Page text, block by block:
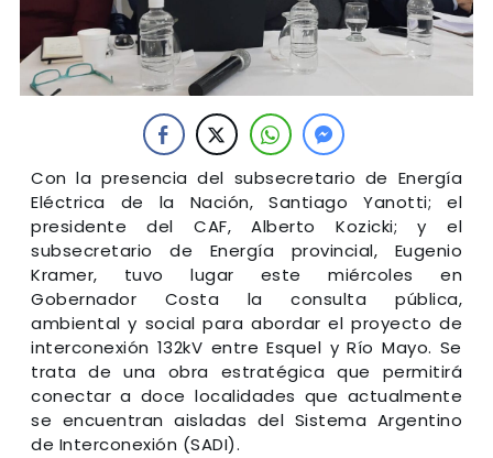
Con la presencia del subsecretario de Energía
Eléctrica de la Nación, Santiago Yanotti; el
presidente del CAF, Alberto Kozicki; y el
subsecretario de Energía provincial, Eugenio
Kramer, tuvo lugar este miércoles en
Gobernador Costa la consulta pública,
ambiental y social para abordar el proyecto de
interconexión 132kV entre Esquel y Río Mayo. Se
trata de una obra estratégica que permitirá
conectar a doce localidades que actualmente
se encuentran aisladas del Sistema Argentino
de Interconexión (SADI).